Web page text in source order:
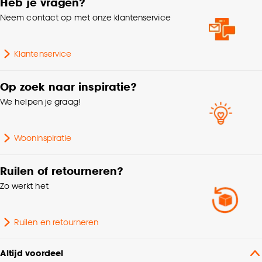
kan aanpassen, bekijk hiervoor onze
cookieverklaring.
Hoogte 26 CM
accessoire
Breedte
Neem contact op met onze klantenservice
Klantenservice
Op zoek naar inspiratie?
We helpen je graag!
Wooninspiratie
Ruilen of retourneren?
Zo werkt het
Ruilen en retourneren
Altijd voordeel